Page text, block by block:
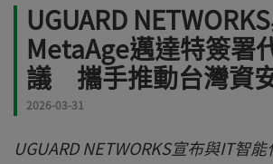
UGUARD
MetaAge邁達特簽署
議 攜手推動台灣資
2026-03-31
UGUARD NETWORKS宣布與IT智
E-
mail